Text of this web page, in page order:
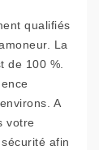
qualifiés
La
de 100 %.
A
votre
afin